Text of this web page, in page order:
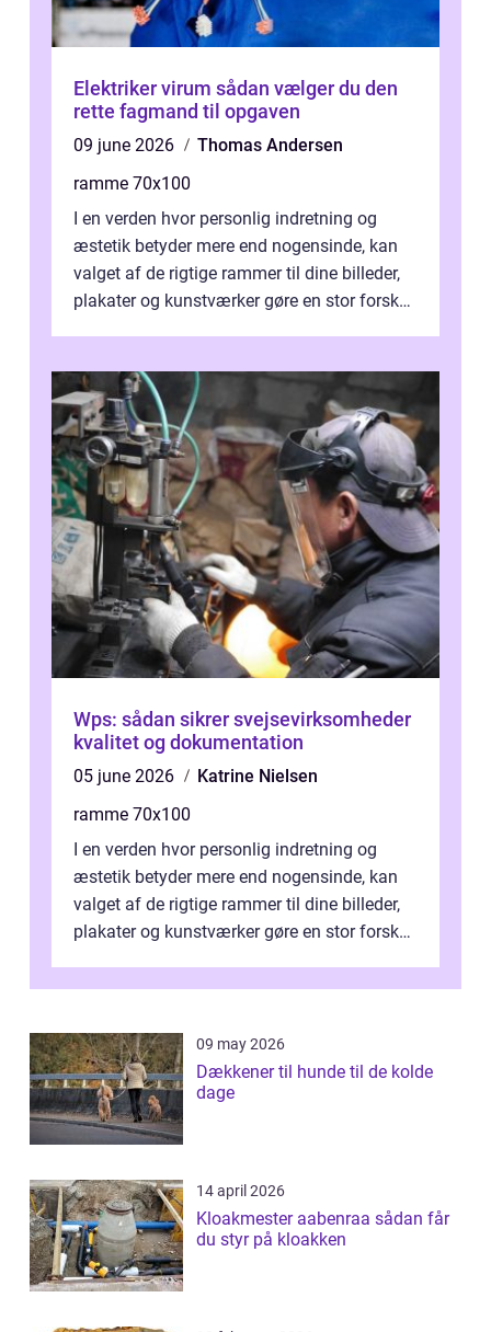
Elektriker virum sådan vælger du den
rette fagmand til opgaven
09 june 2026
Thomas Andersen
ramme 70x100
I en verden hvor personlig indretning og
æstetik betyder mere end nogensinde, kan
valget af de rigtige rammer til dine billeder,
plakater og kunstværker gøre en stor forskel.
Wps: sådan sikrer svejsevirksomheder
kvalitet og dokumentation
05 june 2026
Katrine Nielsen
ramme 70x100
I en verden hvor personlig indretning og
æstetik betyder mere end nogensinde, kan
valget af de rigtige rammer til dine billeder,
plakater og kunstværker gøre en stor forskel.
09 may 2026
Dækkener til hunde til de kolde
dage
14 april 2026
Kloakmester aabenraa sådan får
du styr på kloakken